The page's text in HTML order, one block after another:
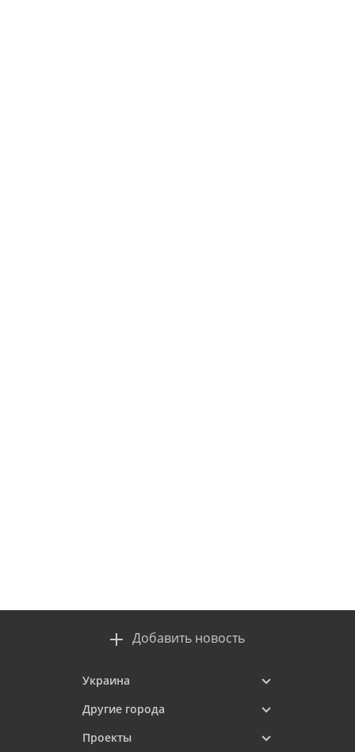
Добавить новость
Украина
Другие города
Проекты